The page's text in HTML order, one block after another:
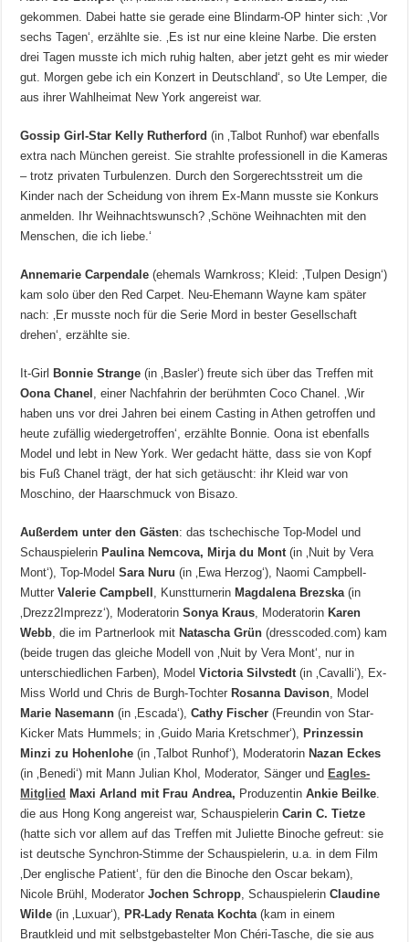
gekommen. Dabei hatte sie gerade eine Blindarm-OP hinter sich: ‚Vor
sechs Tagen‘, erzählte sie. ‚Es ist nur eine kleine Narbe. Die ersten
drei Tagen musste ich mich ruhig halten, aber jetzt geht es mir wieder
gut. Morgen gebe ich ein Konzert in Deutschland‘, so Ute Lemper, die
aus ihrer Wahlheimat New York angereist war.
Gossip Girl-Star Kelly Rutherford (in ‚Talbot Runhof) war ebenfalls
extra nach München gereist. Sie strahlte professionell in die Kameras
– trotz privaten Turbulenzen. Durch den Sorgerechtsstreit um die
Kinder nach der Scheidung von ihrem Ex-Mann musste sie Konkurs
anmelden. Ihr Weihnachtswunsch? ‚Schöne Weihnachten mit den
Menschen, die ich liebe.‘
Annemarie Carpendale (ehemals Warnkross; Kleid: ‚Tulpen Design‘)
kam solo über den Red Carpet. Neu-Ehemann Wayne kam später
nach: ‚Er musste noch für die Serie Mord in bester Gesellschaft
drehen‘, erzählte sie.
It-Girl Bonnie Strange (in ‚Basler‘) freute sich über das Treffen mit
Oona Chanel , einer Nachfahrin der berühmten Coco Chanel. ‚Wir
haben uns vor drei Jahren bei einem Casting in Athen getroffen und
heute zufällig wiedergetroffen‘, erzählte Bonnie. Oona ist ebenfalls
Model und lebt in New York. Wer gedacht hätte, dass sie von Kopf
bis Fuß Chanel trägt, der hat sich getäuscht: ihr Kleid war von
Moschino, der Haarschmuck von Bisazo.
Außerdem unter den Gästen: das tschechische Top-Model und
Schauspielerin Paulina Nemcova, Mirja du Mont(in ‚Nuit by Vera
Mont‘), Top-ModelSara Nuru (in ‚Ewa Herzog‘), Naomi Campbell-
MutterValerie Campbell , Kunstturnerin Magdalena Brezska(in
‚Drezz2Imprezz‘), ModeratorinSonya Kraus, Moderatorin Karen
Webb, die im Partnerlook mit Natascha Grün (dresscoded.com) kam
(beide trugen das gleiche Modell von ‚Nuit by Vera Mont‘, nur in
unterschiedlichen Farben), Model Victoria Silvstedt(in ‚Cavalli‘), Ex-
Miss World und Chris de Burgh-Tochter Rosanna Davison, Model
Marie Nasemann (in ‚Escada‘),Cathy Fischer (Freundin von Star-
Kicker Mats Hummels; in ‚Guido Maria Kretschmer‘), Prinzessin
Minzi zu Hohenlohe (in ‚Talbot Runhof‘), Moderatorin Nazan Eckes
(in ‚Benedi‘) mit Mann Julian Khol, Moderator, Sänger und Eagles-
Mitglied Maxi Arland mit Frau Andrea, ProduzentinAnkie Beilke.
die aus Hong Kong angereist war, SchauspielerinCarin C. Tietze
(hatte sich vor allem auf das Treffen mit Juliette Binoche gefreut: sie
ist deutsche Synchron-Stimme der Schauspielerin, u.a. in dem Film
‚Der englische Patient‘, für den die Binoche den Oscar bekam),
Nicole Brühl, Moderator Jochen Schropp, SchauspielerinClaudine
Wilde (in ‚Luxuar‘), PR-Lady Renata Kochta(kam in einem
Brautkleid und mit selbstgebastelter Mon Chéri-Tasche, die sie aus